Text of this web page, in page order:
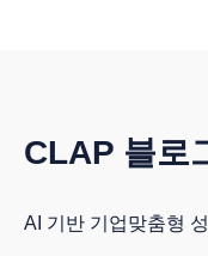
CLAP 블로
AI 기반 기업맞춤형